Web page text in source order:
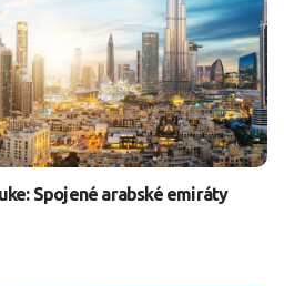
Spojené arabské emiráty